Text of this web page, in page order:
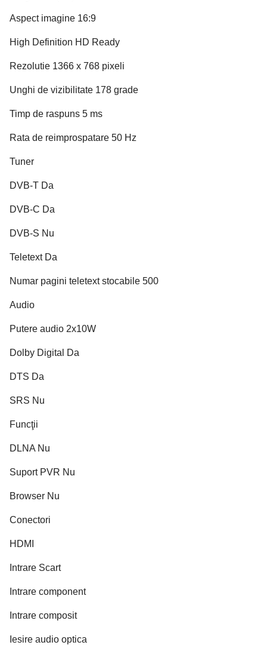
Aspect imagine 16:9
High Definition HD Ready
Rezolutie 1366 x 768 pixeli
Unghi de vizibilitate 178 grade
Timp de raspuns 5 ms
Rata de reimprospatare 50 Hz
Tuner
DVB-T Da
DVB-C Da
DVB-S Nu
Teletext Da
Numar pagini teletext stocabile 500
Audio
Putere audio 2x10W
Dolby Digital Da
DTS Da
SRS Nu
Funcţii
DLNA Nu
Suport PVR Nu
Browser Nu
Conectori
HDMI
Intrare Scart
Intrare component
Intrare composit
Iesire audio optica